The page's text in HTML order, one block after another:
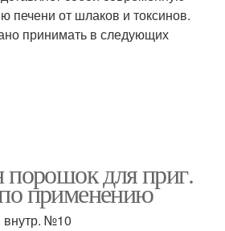
от шлаков и токсинов.
принимать в следующих
порошок для приг.
применению
№10